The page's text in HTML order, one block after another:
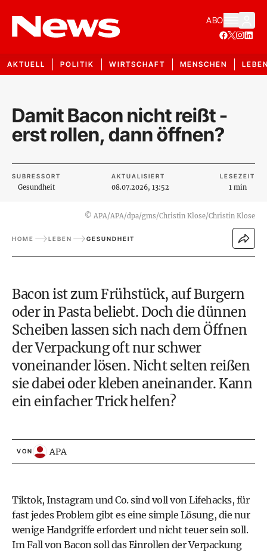
ABO
AKTUELL POLITIK WIRTSCHAFT MENSCHEN
Damit Bacon nicht reißt -
erst rollen, dann öffnen?
SUBRESSORT
Gesundheit
AKTUALISIERT
08.07.2026, 13:52
LESEZEIT
1 min
© APA/APA/dpa/gms/Christin Klose/Christin Klose
HOME LEBEN GESUNDHEIT
Bacon ist zum Frühstück, auf Burgern
oder in Pasta beliebt. Doch die dünnen
Scheiben lassen sich nach dem Öffnen
der Verpackung oft nur schwer
voneinander lösen. Nicht selten reißen
sie dabei oder kleben aneinander. Kann
ein einfacher Trick helfen?
VON APA
Tiktok, Instagram und Co. sind voll von Lifehacks, für
fast jedes Problem gibt es eine simple Lösung, die nur
wenige Handgriffe erfordert und nicht teuer sein soll.
Im Fall von Bacon soll das Einrollen der Verpackung